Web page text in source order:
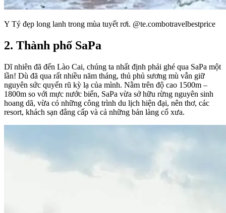
Y Tý đẹp long lanh trong mùa tuyết rơi. @te.combotravelbestprice
2. Thành phố SaPa
Dĩ nhiên đã đến Lào Cai, chúng ta nhất định phải ghé qua SaPa một
lần! Dù đã qua rất nhiều năm tháng, thủ phủ sương mù vẫn giữ
nguyên sức quyến rũ kỳ lạ của mình. Nằm trên độ cao 1500m –
1800m so với mực nước biển, SaPa vừa sở hữu rừng nguyên sinh
hoang dã, vừa có những công trình du lịch hiện đại, nên thơ, các
resort, khách sạn đẳng cấp và cả những bản làng cổ xưa.